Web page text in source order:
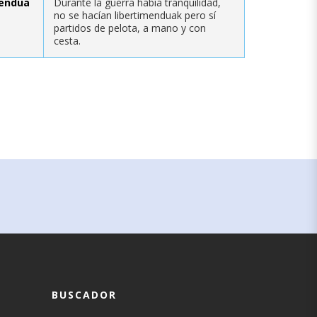
no se hacían libertimenduak pero sí
partidos de pelota, a mano y con
cesta.
BUSCADOR